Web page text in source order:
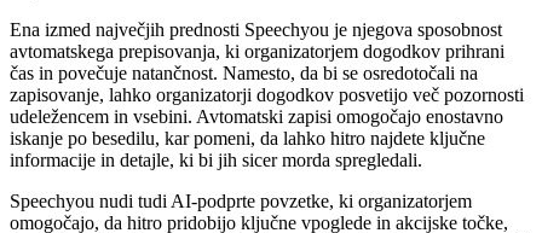
Ena izmed največjih prednosti Speechyou je njegova sposobnost
avtomatskega prepisovanja, ki organizatorjem dogodkov prihrani
čas in povečuje natančnost. Namesto, da bi se osredotočali na
zapisovanje, lahko organizatorji dogodkov posvetijo več pozornosti
udeležencem in vsebini. Avtomatski zapisi omogočajo enostavno
iskanje po besedilu, kar pomeni, da lahko hitro najdete ključne
informacije in detajle, ki bi jih sicer morda spregledali.
Speechyou nudi tudi AI-podprte povzetke, ki organizatorjem
omogočajo, da hitro pridobijo ključne vpoglede in akcijske točke,